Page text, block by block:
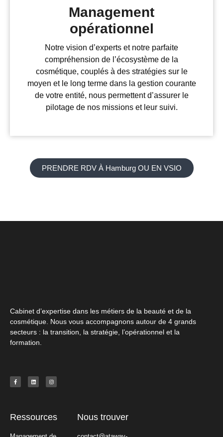
Management
opérationnel
Notre vision d’experts et notre parfaite
compréhension de l’écosystème de la
cosmétique, couplés à des stratégies sur le
moyen et le long terme dans la gestion courante
de votre entité, nous permettent d’assurer le
pilotage de nos missions et leur suivi.
PRENDRE RDV À Hamburg OU EN VSIO
Cabinet d’expertise dans les métiers de la beauté et de la
cosmétique. Nous vous accompagnons autour de 4 grands
secteurs : la transition, la stratégie, l’opérationnel et la
formation.
Ressources Nous trouver